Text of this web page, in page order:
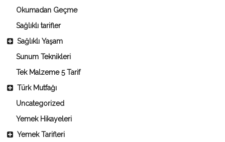
Okumadan Geçme
Sağlıklı tarifler
Sağlıklı Yaşam
Sunum Teknikleri
Tek Malzeme 5 Tarif
Türk Mutfağı
Uncategorized
Yemek Hikayeleri
Yemek Tarifleri